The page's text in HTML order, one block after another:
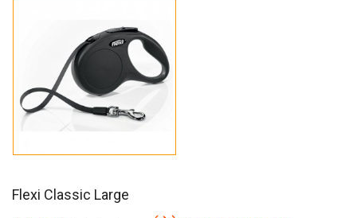
Flexi Classic Large